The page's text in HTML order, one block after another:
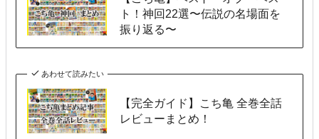
ト！神回22選〜伝説の名場面を
振り返る〜
あわせて読みたい
【完全ガイド】こち亀 全巻全話
レビューまとめ！